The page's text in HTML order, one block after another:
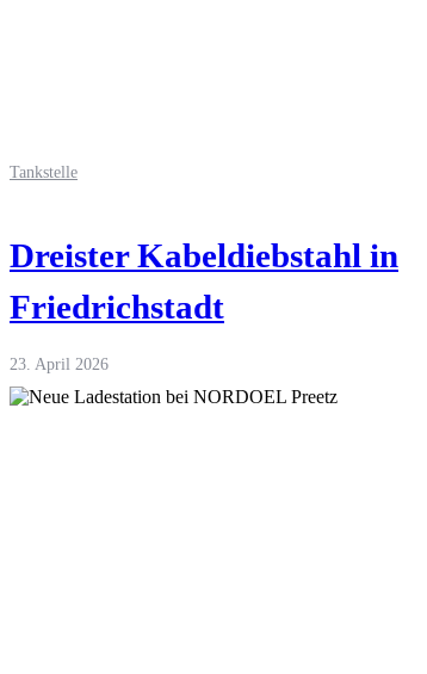
Tankstelle
Dreister Kabeldiebstahl in
Friedrichstadt
23. April 2026